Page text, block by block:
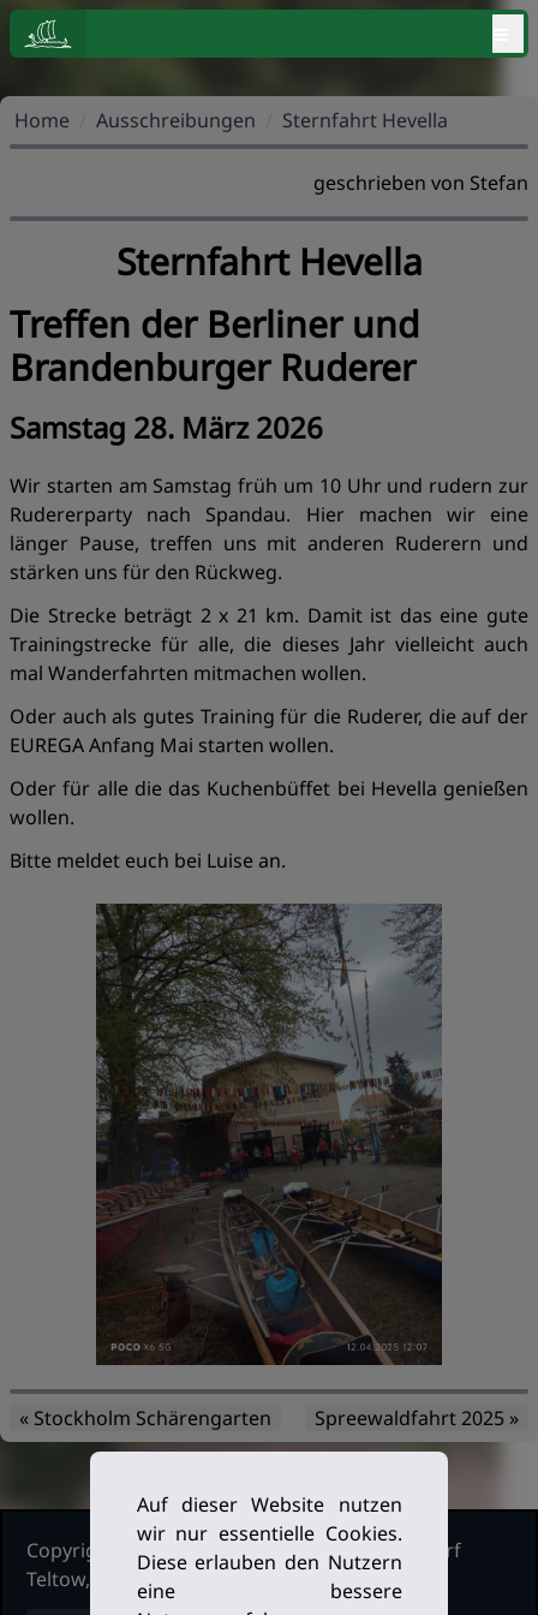
Home Ausschreibungen Sternfahrt Hevella
geschrieben von Stefan
Sternfahrt Hevella
Treffen der Berliner und
Brandenburger Ruderer
Samstag 28. März 2026
Wir starten am Samstag früh um 10 Uhr und rudern zur
Rudererparty nach Spandau. Hier machen wir eine
länger Pause, treffen uns mit anderen Ruderern und
stärken uns für den Rückweg.
Die Strecke beträgt 2 x 21 km. Damit ist das eine gute
Trainingstrecke für alle, die dieses Jahr vielleicht auch
mal Wanderfahrten mitmachen wollen.
Oder auch als gutes Training für die Ruderer, die auf der
EUREGA Anfang Mai starten wollen.
Oder für alle die das Kuchenbüffet bei Hevella genießen
wollen.
Bitte meldet euch bei Luise an.
« Stockholm Schärengarten Spreewaldfahrt 2025 »
Copyright Ruderclub Kleinmachnow Stahnsdorf
Teltow, 2026. Alle Rechte vorbehalten.
Auf dieser Website nutzen
wir nur essentielle Cookies.
Diese erlauben den Nutzern
eine bessere